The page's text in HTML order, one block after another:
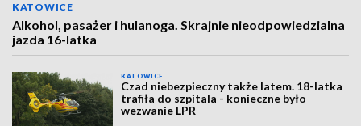
KATOWICE
Alkohol, pasażer i hulanoga. Skrajnie nieodpowiedzialna
jazda 16-latka
KATOWICE
Czad niebezpieczny także latem. 18-latka
trafiła do szpitala - konieczne było
wezwanie LPR